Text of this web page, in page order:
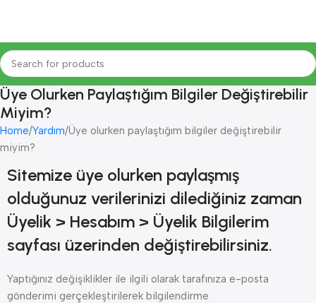
Üye Olurken Paylaştığım Bilgiler Değiştirebilir
Miyim?
Home Yardım Üye olurken paylaştığım bilgiler değiştirebilir
miyim?
Sitemize üye olurken paylaşmış
olduğunuz verilerinizi dilediğiniz zaman
Üyelik > Hesabım > Üyelik Bilgilerim
sayfası üzerinden değiştirebilirsiniz.
Yaptığınız değişiklikler ile ilgili olarak tarafınıza e-posta
gönderimi gerçekleştirilerek bilgilendirme